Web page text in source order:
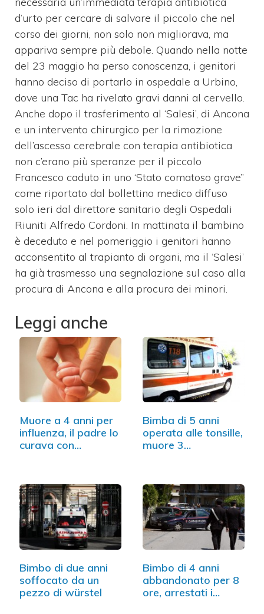
d’urto per cercare di salvare il piccolo che nel
corso dei giorni, non solo non migliorava, ma
appariva sempre più debole. Quando nella notte
del 23 maggio ha perso conoscenza, i genitori
hanno deciso di portarlo in ospedale a Urbino,
dove una Tac ha rivelato gravi danni al cervello.
Anche dopo il trasferimento al ‘Salesi’, di Ancona
e un intervento chirurgico per la rimozione
dell’ascesso cerebrale con terapia antibiotica
non c’erano più speranze per il piccolo
Francesco caduto in uno ‘Stato comatoso grave”
come riportato dal bollettino medico diffuso
solo ieri dal direttore sanitario degli Ospedali
Riuniti Alfredo Cordoni. In mattinata il bambino
è deceduto e nel pomeriggio i genitori hanno
acconsentito al trapianto di organi, ma il ‘Salesi’
ha già trasmesso una segnalazione sul caso alla
procura di Ancona e alla procura dei minori.
Leggi anche
Muore a 4 anni per
influenza, il padre lo
curava con…
Bimba di 5 anni
operata alle tonsille,
muore 3…
Bimbo di due anni
soffocato da un
pezzo di würstel
Bimbo di 4 anni
abbandonato per 8
ore, arrestati i…